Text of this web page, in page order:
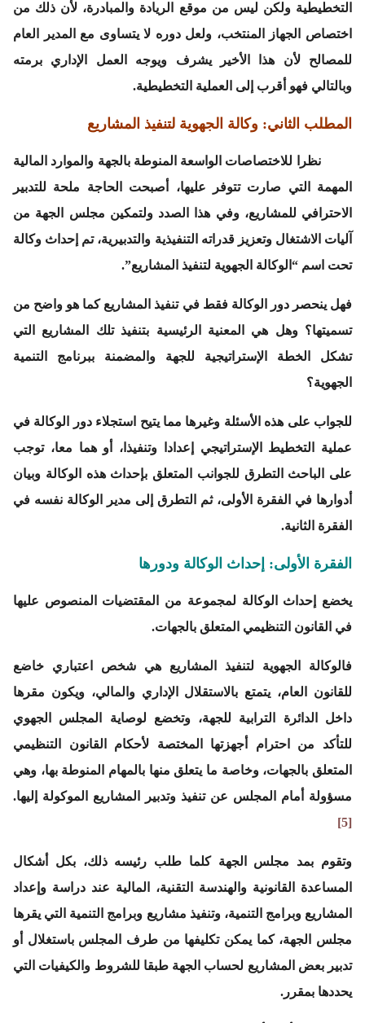
التخطيطية ولكن ليس من موقع الريادة والمبادرة، لأن ذلك من
اختصاص الجهاز المنتخب، ولعل دوره لا يتساوى مع المدير العام
للمصالح لأن هذا الأخير يشرف ويوجه العمل الإداري برمته
وبالتالي فهو أقرب إلى العملية التخطيطية.
المطلب الثاني: وكالة الجهوية لتنفيذ المشاريع
نظرا للاختصاصات الواسعة المنوطة بالجهة والموارد المالية
المهمة التي صارت تتوفر عليها، أصبحت الحاجة ملحة للتدبير
الاحترافي للمشاريع، وفي هذا الصدد ولتمكين مجلس الجهة من
آليات الاشتغال وتعزيز قدراته التنفيذية والتدبيرية، تم إحداث وكالة
تحت اسم “الوكالة الجهوية لتنفيذ المشاريع”.
فهل ينحصر دور الوكالة فقط في تنفيذ المشاريع كما هو واضح من
تسميتها؟ وهل هي المعنية الرئيسية بتنفيذ تلك المشاريع التي
تشكل الخطة الإستراتيجية للجهة والمضمنة ببرنامج التنمية
الجهوية؟
للجواب على هذه الأسئلة وغيرها مما يتيح استجلاء دور الوكالة في
عملية التخطيط الإستراتيجي إعدادا وتنفيذا، أو هما معا، توجب
على الباحث التطرق للجوانب المتعلق بإحداث هذه الوكالة وبيان
أدوارها في الفقرة الأولى، ثم التطرق إلى مدير الوكالة نفسه في
الفقرة الثانية.
الفقرة الأولى: إحداث الوكالة ودورها
يخضع إحداث الوكالة لمجموعة من المقتضيات المنصوص عليها
في القانون التنظيمي المتعلق بالجهات.
فالوكالة الجهوية لتنفيذ المشاريع هي شخص اعتباري خاضع
للقانون العام، يتمتع بالاستقلال الإداري والمالي، ويكون مقرها
داخل الدائرة الترابية للجهة، وتخضع لوصاية المجلس الجهوي
للتأكد من احترام أجهزتها المختصة لأحكام القانون التنظيمي
المتعلق بالجهات، وخاصة ما يتعلق منها بالمهام المنوطة بها، وهي
مسؤولة أمام المجلس عن تنفيذ وتدبير المشاريع الموكولة إليها.
[5]
وتقوم بمد مجلس الجهة كلما طلب رئيسه ذلك، بكل أشكال
المساعدة القانونية والهندسة التقنية، المالية عند دراسة وإعداد
المشاريع وبرامج التنمية، وتنفيذ مشاريع وبرامج التنمية التي يقرها
مجلس الجهة، كما يمكن تكليفها من طرف المجلس باستغلال أو
تدبير بعض المشاريع لحساب الجهة طبقا للشروط والكيفيات التي
يحددها بمقرر.